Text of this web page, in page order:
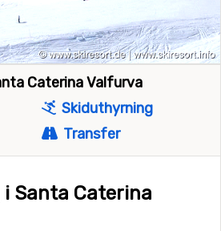
Caterina Valfurva
Skiduthyrning
Transfer
Santa Caterina